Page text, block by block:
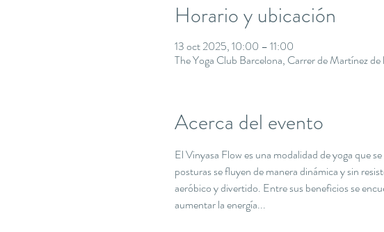
Horario y ubicación
13 oct 2025, 10:00 – 11:00
The Yoga Club Barcelona, Carrer de Martínez
Acerca del evento
El Vinyasa Flow es una modalidad de yoga que
posturas se fluyen de manera dinámica y sin
aeróbico y divertido. Entre sus beneficios se
aumentar la energía...